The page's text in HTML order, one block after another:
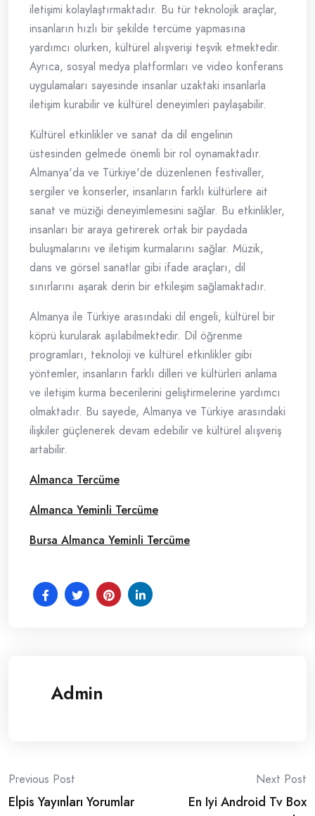
iletişimi kolaylaştırmaktadır. Bu tür teknolojik araçlar,
insanların hızlı bir şekilde tercüme yapmasına
yardımcı olurken, kültürel alışverişi teşvik etmektedir.
Ayrıca, sosyal medya platformları ve video konferans
uygulamaları sayesinde insanlar uzaktaki insanlarla
iletişim kurabilir ve kültürel deneyimleri paylaşabilir.
Kültürel etkinlikler ve sanat da dil engelinin
üstesinden gelmede önemli bir rol oynamaktadır.
Almanya'da ve Türkiye'de düzenlenen festivaller,
sergiler ve konserler, insanların farklı kültürlere ait
sanat ve müziği deneyimlemesini sağlar. Bu etkinlikler,
insanları bir araya getirerek ortak bir paydada
buluşmalarını ve iletişim kurmalarını sağlar. Müzik,
dans ve görsel sanatlar gibi ifade araçları, dil
sınırlarını aşarak derin bir etkileşim sağlamaktadır.
Almanya ile Türkiye arasındaki dil engeli, kültürel bir
köprü kurularak aşılabilmektedir. Dil öğrenme
programları, teknoloji ve kültürel etkinlikler gibi
yöntemler, insanların farklı dilleri ve kültürleri anlama
ve iletişim kurma becerilerini geliştirmelerine yardımcı
olmaktadır. Bu sayede, Almanya ve Türkiye arasındaki
ilişkiler güçlenerek devam edebilir ve kültürel alışveriş
artabilir.
Almanca Tercüme
Almanca Yeminli Tercüme
Bursa Almanca Yeminli Tercüme
Admin
Post
Previous Post
Elpis Yayınları Yorumlar
Next Post
En Iyi Android Tv Box